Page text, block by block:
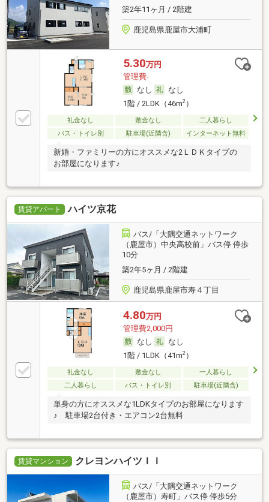
築2年11ヶ月 / 2階建
鹿児島県鹿屋市大浦町
5.30万円
管理費-
なし
なし
1階 / 2LDK（46m2）
礼金なし 敷金なし
二人暮らし
バス・トイレ別
駐車場(近隣含) インターネット無料
新婚・ファミリーの方にオススメな2ＬＤＫタイプの
お部屋になります♪
賃貸アパート ハイツ京花
バス/「大隅交通ネットワーク
（鹿屋市）中央高校前」バス停 停歩
10分
築2年5ヶ月 / 2階建
鹿児島県鹿屋市寿４丁目
4.80万円
管理費2,000円
なし
なし
1階 / 1LDK（41m2）
礼金なし 敷金なし
一人暮らし
二人暮らし
バス・トイレ別 駐車場(近隣含)
単身の方にオススメな1LDKタイプのお部屋になります
♪ 駐車場2台付き・エアコン2台無料
賃貸マンション クレヨンハイツＩＩ
バス/「大隅交通ネットワーク
（鹿屋市）寿町」バス停 停歩5分